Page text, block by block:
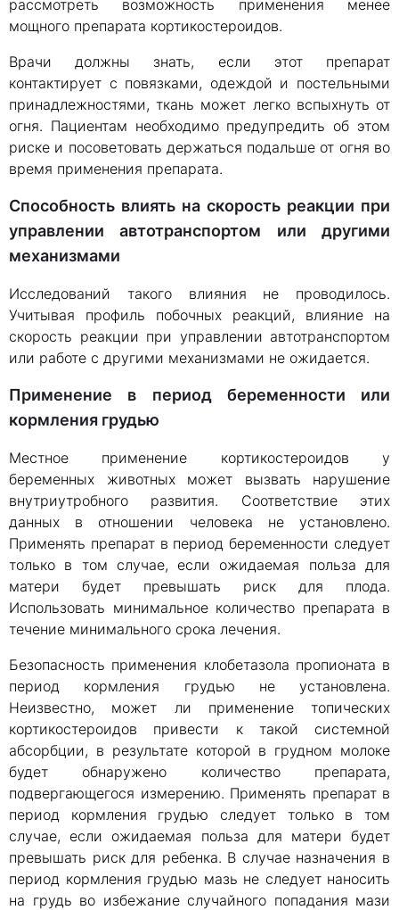
рассмотреть возможность применения менее
мощного препарата кортикостероидов.
Врачи должны знать, если этот препарат
контактирует с повязками, одеждой и постельными
принадлежностями, ткань может легко вспыхнуть от
огня. Пациентам необходимо предупредить об этом
риске и посоветовать держаться подальше от огня во
время применения препарата.
Способность влиять на скорость реакции при
управлении автотранспортом или другими
механизмами
Исследований такого влияния не проводилось.
Учитывая профиль побочных реакций, влияние на
скорость реакции при управлении автотранспортом
или работе с другими механизмами не ожидается.
Применение в период беременности или
кормления грудью
Местное применение кортикостероидов у
беременных животных может вызвать нарушение
внутриутробного развития. Соответствие этих
данных в отношении человека не установлено.
Применять препарат в период беременности следует
только в том случае, если ожидаемая польза для
матери будет превышать риск для плода.
Использовать минимальное количество препарата в
течение минимального срока лечения.
Безопасность применения клобетазола пропионата в
период кормления грудью не установлена.
Неизвестно, может ли применение топических
кортикостероидов привести к такой системной
абсорбции, в результате которой в грудном молоке
будет обнаружено количество препарата,
подвергающегося измерению. Применять препарат в
период кормления грудью следует только в том
случае, если ожидаемая польза для матери будет
превышать риск для ребенка. В случае назначения в
период кормления грудью мазь не следует наносить
на грудь во избежание случайного попадания мази